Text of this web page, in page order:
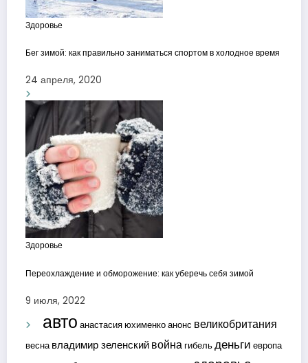
Здоровье
Бег зимой: как правильно заниматься спортом в холодное время
24 апреля, 2020
Здоровье
Переохлаждение и обморожение: как уберечь себя зимой
9 июля, 2022
авто анастасия юхименкоанонс великобритания
весна владимир зеленскийвойнагибельденьги европа